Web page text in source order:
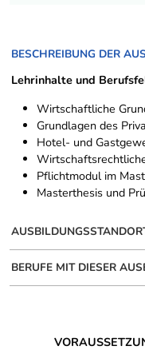
BESCHREIBUNG DER
Lehrinhalte und
Wirtschaftliche
Grundlagen des
Hotel- und
Pflichtmodul im
Masterthesis und
BERUFE MIT DIESER